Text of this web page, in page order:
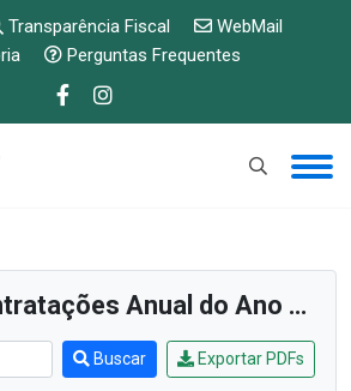
Transparência Fiscal
WebMail
Perguntas Frequentes
Plano de Contratações Anual do Ano de 2024
Buscar Exportar PDFs